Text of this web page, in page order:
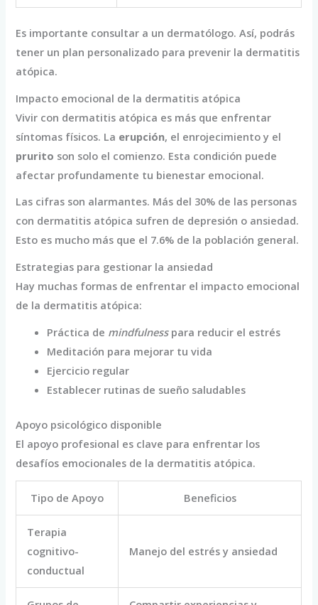
Es importante consultar a un dermatólogo. Así, podrás
tener un plan personalizado para prevenir la dermatitis
atópica.
Impacto emocional de la dermatitis atópica
Vivir con dermatitis atópica es más que enfrentar
síntomas físicos. La erupción, el enrojecimiento y el
prurito son solo el comienzo. Esta condición puede
afectar profundamente tu bienestar emocional.
Las cifras son alarmantes. Más del 30% de las personas
con dermatitis atópica sufren de depresión o ansiedad.
Esto es mucho más que el 7.6% de la población general.
Estrategias para gestionar la ansiedad
Hay muchas formas de enfrentar el impacto emocional
de la dermatitis atópica:
Práctica de mindfulnesspara reducir el estrés
Meditación para mejorar tu vida
Ejercicio regular
Establecer rutinas de sueño saludables
Apoyo psicológico disponible
El apoyo profesional es clave para enfrentar los
desafíos emocionales de la dermatitis atópica.
Tipo de Apoyo Beneficios
Terapia
cognitivo-
conductual
Manejo del estrés y ansiedad